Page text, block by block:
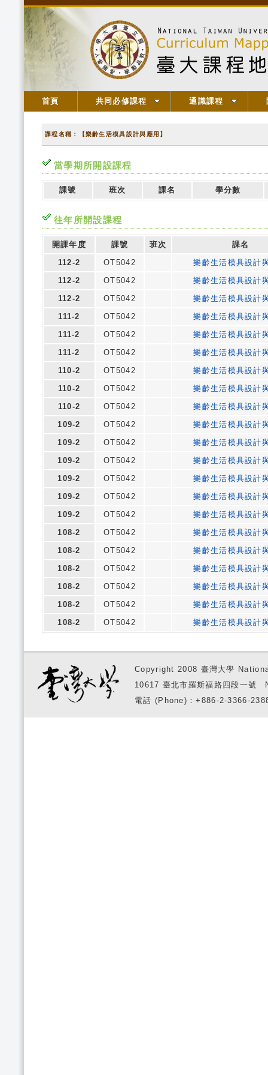
首頁 共同必修課程 通識課程
課程名稱：【樂齡生活模具設計與應用】
當學期所開設課程
課號 班次 課名 學分數
往年所開設課程
開課年度 課號 班次
課名
112-2
OT5042
樂齡生活模具設計
112-2
OT5042
樂齡生活模具設計
112-2
OT5042
樂齡生活模具設計
111-2
OT5042
樂齡生活模具設計
111-2
OT5042
樂齡生活模具設計
111-2
OT5042
樂齡生活模具設計
110-2
OT5042
樂齡生活模具設計
110-2
OT5042
樂齡生活模具設計
110-2
OT5042
樂齡生活模具設計
109-2
OT5042
樂齡生活模具設計
109-2
OT5042
樂齡生活模具設計
109-2
OT5042
樂齡生活模具設計
109-2
OT5042
樂齡生活模具設計
109-2
OT5042
樂齡生活模具設計
109-2
OT5042
樂齡生活模具設計
108-2
OT5042
樂齡生活模具設計
108-2
OT5042
樂齡生活模具設計
108-2
OT5042
樂齡生活模具設計
108-2
OT5042
樂齡生活模具設計
108-2
OT5042
樂齡生活模具設計
108-2
OT5042 樂齡生活模具設計
Copyright 2008 臺灣大學
10617 臺北市羅斯福路四段一
電話 (Phone)：+886-2-3366-